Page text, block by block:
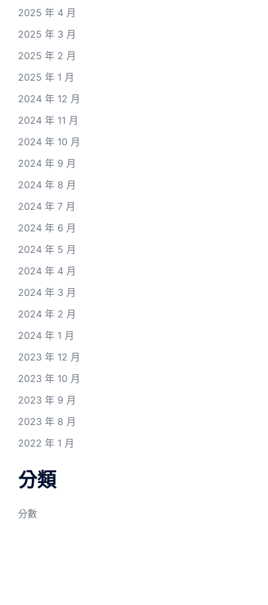
2025 年 4 月
2025 年 3 月
2025 年 2 月
2025 年 1 月
2024 年 12 月
2024 年 11 月
2024 年 10 月
2024 年 9 月
2024 年 8 月
2024 年 7 月
2024 年 6 月
2024 年 5 月
2024 年 4 月
2024 年 3 月
2024 年 2 月
2024 年 1 月
2023 年 12 月
2023 年 10 月
2023 年 9 月
2023 年 8 月
2022 年 1 月
分類
分數